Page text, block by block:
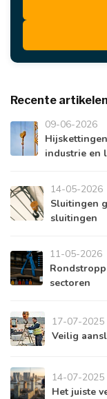
Recente artikelen
09-06-2026
industrie en
14-05-2026
Sluitingen
sluitingen
11-05-2026
sectoren
17-07-2025
Veilig
14-07-2025
Het juiste